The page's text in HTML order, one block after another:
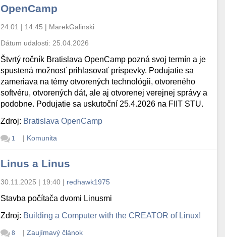
OpenCamp
24.01 | 14:45 | MarekGalinski
Dátum udalosti: 25.04.2026
Štvrtý ročník Bratislava OpenCamp pozná svoj termín a je
spustená možnosť prihlasovať príspevky. Podujatie sa
zameriava na témy otvorených technológii, otvoreného
softvéru, otvorených dát, ale aj otvorenej verejnej správy a
podobne. Podujatie sa uskutoční 25.4.2026 na FIIT STU.
Zdroj: Bratislava OpenCamp
1 | Komunita
Linus a Linus
30.11.2025 | 19:40 | redhawk1975
Stavba počítača dvomi Linusmi
Zdroj: Building a Computer with the CREATOR of Linux!
8 | Zaujímavý článok